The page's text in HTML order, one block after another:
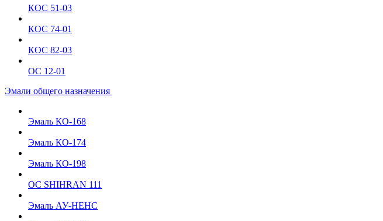
КОС 51-03
КОС 74-01
КОС 82-03
ОС 12-01
Эмали общего назначения
Эмаль КО-168
Эмаль КО-174
Эмаль КО-198
ОС SHIHRAN 111
Эмаль АУ-НЕНС